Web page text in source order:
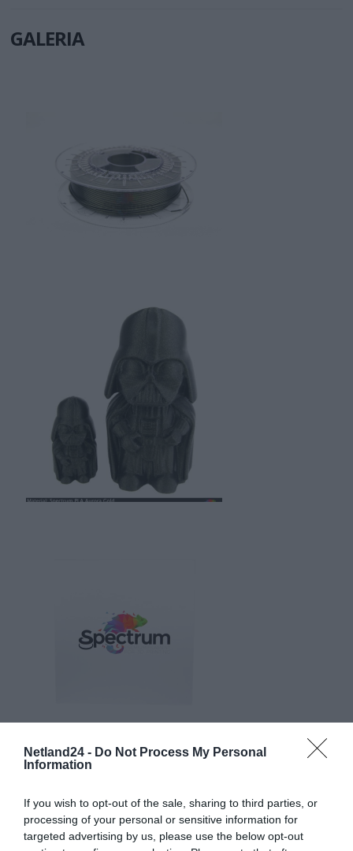
Netland24 - Do Not Process My Personal
Information
If you wish to opt-out of the sale, sharing to third parties, or
processing of your personal or sensitive information for
targeted advertising by us, please use the below opt-out
GALERIA